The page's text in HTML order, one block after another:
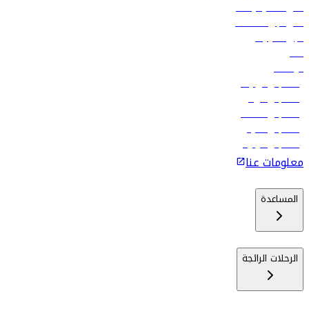
أدنى أسعار الرحلات
فلاي دبي للعطلات
تأجير السيارات
فنادق
الوظائف
رحلات إلى تبيليسي
رحلات إلى الرياض
رحلات إلى مسقط
رحلات إلى ماليه
رحلات إلى كولومبو
معلومات عنا
المساعدة
الرحلات الرائجة